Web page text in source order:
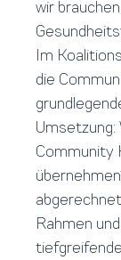
wir
Im
die
Umsetzung:
Community
Rahmen